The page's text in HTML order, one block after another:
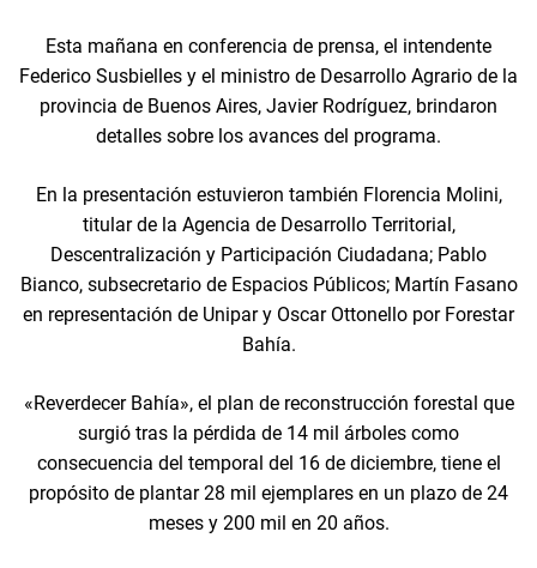
Esta mañana en conferencia de prensa, el intendente
Federico Susbielles y el ministro de Desarrollo Agrario de la
provincia de Buenos Aires, Javier Rodríguez, brindaron
detalles sobre los avances del programa.
En la presentación estuvieron también Florencia Molini,
titular de la Agencia de Desarrollo Territorial,
Descentralización y Participación Ciudadana; Pablo
Bianco, subsecretario de Espacios Públicos; Martín Fasano
en representación de Unipar y Oscar Ottonello por Forestar
Bahía.
«Reverdecer Bahía», el plan de reconstrucción forestal que
surgió tras la pérdida de 14 mil árboles como
consecuencia del temporal del 16 de diciembre, tiene el
propósito de plantar 28 mil ejemplares en un plazo de 24
meses y 200 mil en 20 años.